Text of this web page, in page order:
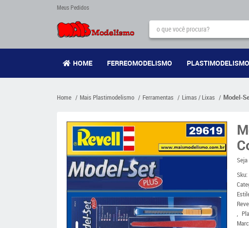
Meus Pedidos
HOME FERREOMODELISMO PLASTIMODELISMO
Home Mais Plastimodelismo Ferramentas Limas / Lixas Model-
Sku: